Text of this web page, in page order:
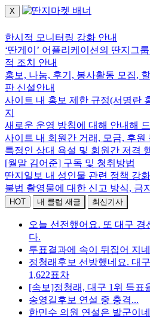
X
한시적 모니터링 강화 안내
‘딴게이’ 어플리케이션의 딴지그
적 조치 안내
홍보, 나눔, 후기, 봉사활동 모집,
판 신설안내
사이트 내 홍보 제한 규정(서명란
지
새로운 운영 방침에 대해 안내해
사이트 내 회원간 거래, 모금, 후원
특정인 상대 욕설 및 회원간 저격
[월말 김어준] 구독 및 청취방법
딴지일보 내 성인물 관련 정책 강
불법 촬영물에 대한 신고 방식, 금
HOT 내 클럽 새글 최신기사
오늘 선전했어요. 또 대구 경
다.
투표결과에 속이 뒤집어 지
정청래후보 선방했네요. 대
1,622표차
[속보]정청래, 대구 1위 득표
송영길후보 연설 중 충격...
한민수 의원 연설은 발군이